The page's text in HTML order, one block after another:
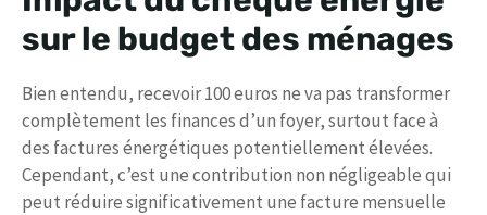
sur le budget des ménages
Bien entendu, recevoir 100 euros ne va pas transformer
complètement les finances d’un foyer, surtout face à
des factures énergétiques potentiellement élevées.
Cependant, c’est une contribution non négligeable qui
peut réduire significativement une facture mensuelle